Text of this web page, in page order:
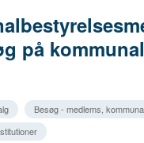
på
Besøg - medlems,